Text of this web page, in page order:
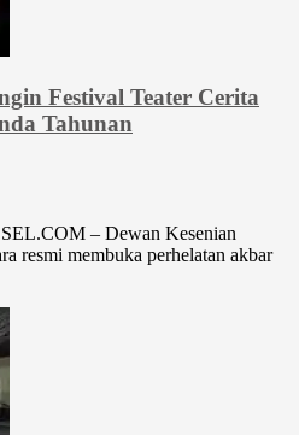
Festival Teater Cerita
Tahunan
– Dewan Kesenian
resmi membuka perhelatan akbar